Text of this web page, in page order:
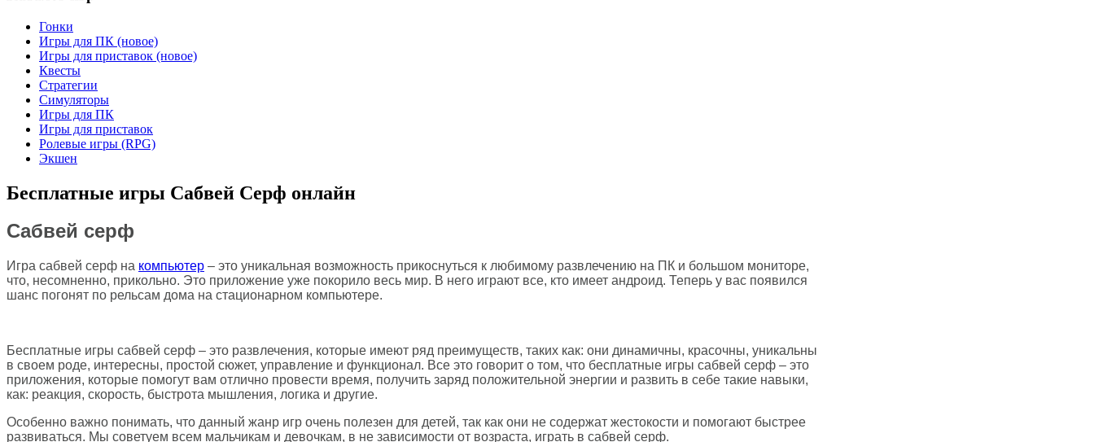
Гонки
Игры для ПК (новое)
Игры для приставок (новое)
Квесты
Стратегии
Симуляторы
Игры для ПК
Игры для приставок
Ролевые игры (RPG)
Экшен
Бесплатные игры Cабвей Cерф онлайн
Сабвей серф
Игра сабвей серф на компьютер – это уникальная возможность прикоснуться к любимому развлечению на ПК и большом мониторе,
что, несомненно, прикольно. Это приложение уже покорило весь мир. В него играют все, кто имеет андроид. Теперь у вас появился
шанс погонят по рельсам дома на стационарном компьютере.
Бесплатные игры сабвей серф – это развлечения, которые имеют ряд преимуществ, таких как: они динамичны, красочны, уникальны
в своем роде, интересны, простой сюжет, управление и функционал. Все это говорит о том, что бесплатные игры сабвей серф – это
приложения, которые помогут вам отлично провести время, получить заряд положительной энергии и развить в себе такие навыки,
как: реакция, скорость, быстрота мышления, логика и другие.
Особенно важно понимать, что данный жанр игр очень полезен для детей, так как они не содержат жестокости и помогают быстрее
развиваться. Мы советуем всем мальчикам и девочкам, в не зависимости от возраста, играть в сабвей серф.